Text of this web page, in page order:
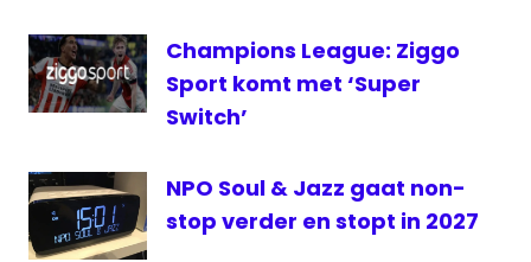
Champions League: Ziggo
Sport komt met ‘Super
Switch’
NPO Soul & Jazz gaat non-
stop verder en stopt in 2027